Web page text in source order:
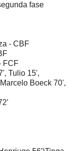
fase
- CBF
FCF
Tulio 15',
Boeck 70',